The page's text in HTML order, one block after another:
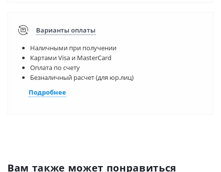
Варианты оплаты
Наличными при получении
Картами Visa и MasterCard
Оплата по счету
Безналичный расчет (для юр.лиц)
Подробнее
Вам также может понравиться